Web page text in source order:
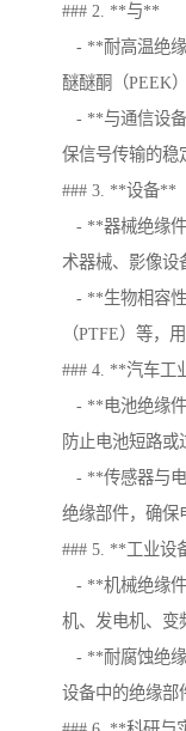
### 2. **与**
- **耐高温绝
醚醚酮（PEEK
- **与通信设
保信号传输的稳
### 3. **设备**
- **器械绝缘
术器械、影像设
- **生物相容
（PTFE）等，
### 4. **汽车工
- **电池绝缘件
防止电池短路或
- **传感器与
绝缘部件，确保
### 5. **工业设
- **机械绝缘
机、发电机、变
- **耐腐蚀绝缘
设备中的绝缘部